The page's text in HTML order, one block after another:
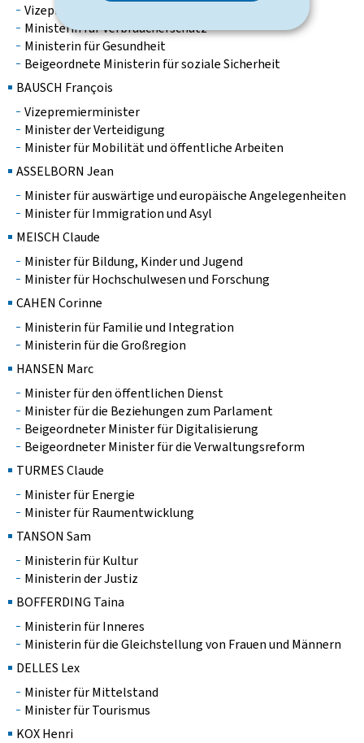
Vizepremierminister
Ministerin für Verbraucherschutz
Ministerin für Gesundheit
Beigeordnete Ministerin für soziale Sicherheit
BAUSCH François
Vizepremierminister
Minister der Verteidigung
Minister für Mobilität und öffentliche Arbeiten
ASSELBORN Jean
Minister für auswärtige und europäische Angelegenheiten
Minister für Immigration und Asyl
MEISCH Claude
Minister für Bildung, Kinder und Jugend
Minister für Hochschulwesen und Forschung
CAHEN Corinne
Ministerin für Familie und Integration
Ministerin für die Großregion
HANSEN Marc
Minister für den öffentlichen Dienst
Minister für die Beziehungen zum Parlament
Beigeordneter Minister für Digitalisierung
Beigeordneter Minister für die Verwaltungsreform
TURMES Claude
Minister für Energie
Minister für Raumentwicklung
TANSON Sam
Ministerin für Kultur
Ministerin der Justiz
BOFFERDING Taina
Ministerin für Inneres
Ministerin für die Gleichstellung von Frauen und Männern
DELLES Lex
Minister für Mittelstand
Minister für Tourismus
KOX Henri